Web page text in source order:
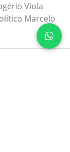
Viola
Marcelo